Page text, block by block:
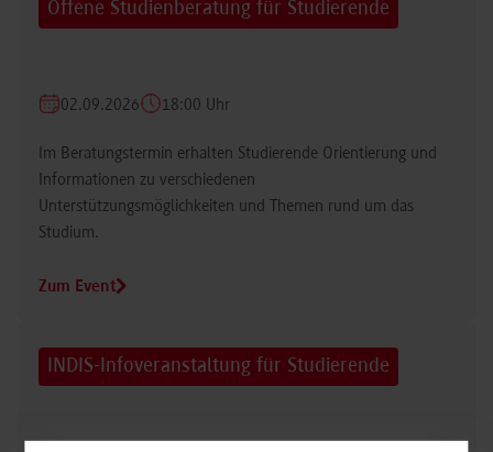
Offene Studienberatung für Studierende
02.09.2026 18:00 Uhr
Im Beratungstermin erhalten Studierende Orientierung und
Informationen zu verschiedenen
Unterstützungsmöglichkeiten und Themen rund um das
Studium.
Zum Event
INDIS-Infoveranstaltung für Studierende